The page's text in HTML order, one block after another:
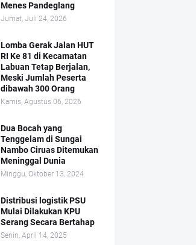
Menes Pandeglang
Jumat, Juli 24, 2026
Lomba Gerak Jalan HUT
RI Ke 81 di Kecamatan
Labuan Tetap Berjalan,
Meski Jumlah Peserta
dibawah 300 Orang
Kamis, Agustus 06, 2026
Dua Bocah yang
Tenggelam di Sungai
Nambo Ciruas Ditemukan
Meninggal Dunia
Minggu, Oktober 13, 2024
Distribusi logistik PSU
Mulai Dilakukan KPU
Serang Secara Bertahap
Senin, April 14, 2025